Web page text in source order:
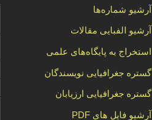
آرشیو شماره‌ها
آرشیو الفبایی مقالات
استخراج به پایگاه‌های علمی
گستره جغرافیایی نویسندگان
گستره جغرافیایی ارزیابان
آرشیو فایل های PDF